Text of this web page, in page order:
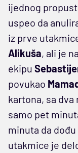
ijednog
uspeo da
iz prve
Alikuša, ali je
ekipu
povukao
kartona, sa dva
samo pet
minuta da
utakmice je